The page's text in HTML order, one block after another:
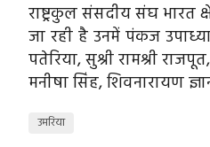
राष्ट्रकुल संसदीय संघ भारत
जा रही है उनमें पंकज
पतेरिया, सुश्री रामश्री
मनीषा सिंह, शिवनारायण
उमरिया